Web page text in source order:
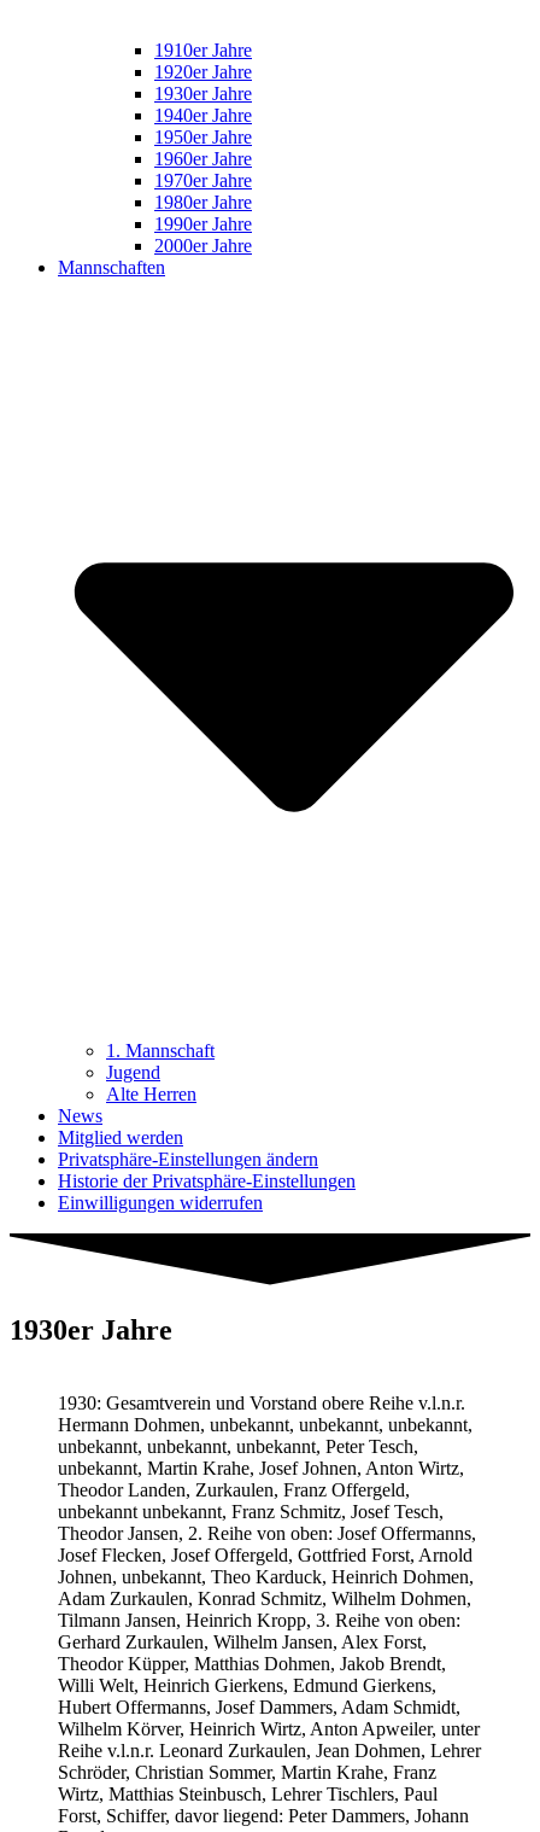
1910er Jahre
1920er Jahre
1930er Jahre
1940er Jahre
1950er Jahre
1960er Jahre
1970er Jahre
1980er Jahre
1990er Jahre
2000er Jahre
Mannschaften
1. Mannschaft
Jugend
Alte Herren
News
Mitglied werden
Privatsphäre-Einstellungen ändern
Historie der Privatsphäre-Einstellungen
Einwilligungen widerrufen
1930er Jahre
1930: Gesamtverein und Vorstand obere Reihe v.l.n.r.
Hermann Dohmen, unbekannt, unbekannt, unbekannt,
unbekannt, unbekannt, unbekannt, Peter Tesch,
unbekannt, Martin Krahe, Josef Johnen, Anton Wirtz,
Theodor Landen, Zurkaulen, Franz Offergeld,
unbekannt unbekannt, Franz Schmitz, Josef Tesch,
Theodor Jansen, 2. Reihe von oben: Josef Offermanns,
Josef Flecken, Josef Offergeld, Gottfried Forst, Arnold
Johnen, unbekannt, Theo Karduck, Heinrich Dohmen,
Adam Zurkaulen, Konrad Schmitz, Wilhelm Dohmen,
Tilmann Jansen, Heinrich Kropp, 3. Reihe von oben:
Gerhard Zurkaulen, Wilhelm Jansen, Alex Forst,
Theodor Küpper, Matthias Dohmen, Jakob Brendt,
Willi Welt, Heinrich Gierkens, Edmund Gierkens,
Hubert Offermanns, Josef Dammers, Adam Schmidt,
Wilhelm Körver, Heinrich Wirtz, Anton Apweiler, unter
Reihe v.l.n.r. Leonard Zurkaulen, Jean Dohmen, Lehrer
Schröder, Christian Sommer, Martin Krahe, Franz
Wirtz, Matthias Steinbusch, Lehrer Tischlers, Paul
Forst, Schiffer, davor liegend: Peter Dammers, Johann